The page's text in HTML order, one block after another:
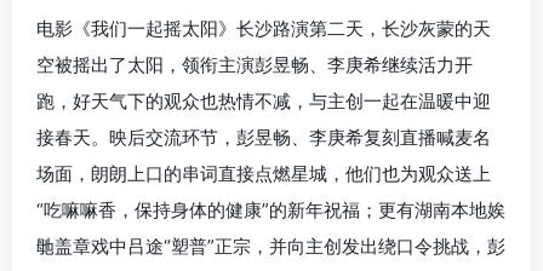
电影《我们一起摇太阳》长沙路演第二天，长沙灰蒙的天
空被摇出了太阳，领衔主演彭昱畅、李庚希继续活力开
跑，好天气下的观众也热情不减，与主创一起在温暖中迎
接春天。映后交流环节，彭昱畅、李庚希复刻直播喊麦名
场面，朗朗上口的串词直接点燃星城，他们也为观众送上
“吃嘛嘛香，保持身体的健康”的新年祝福；更有湖南本地娭
毑盖章戏中吕途“塑普”正宗，并向主创发出绕口令挑战，彭